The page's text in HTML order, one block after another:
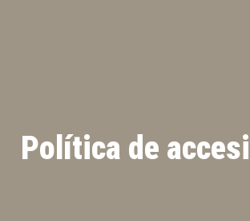
Política de